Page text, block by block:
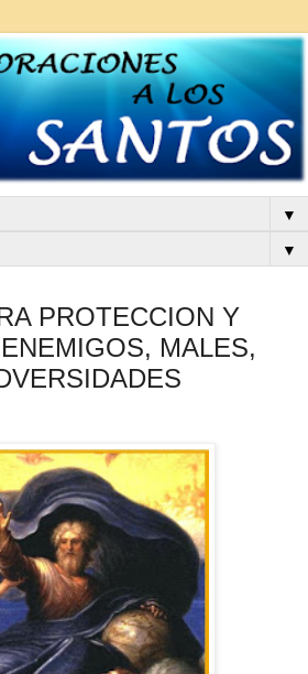
▼
▼
PROTECCION Y
MALES,